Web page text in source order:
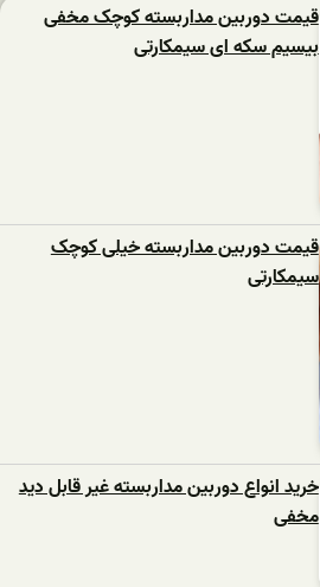
قیمت دوربین مداربسته کوچک مخفی
بیسیم سکه ای سیمکارتی
قیمت دوربین مداربسته خیلی کوچک
سیمکارتی
خرید انواع دوربین مداربسته غیر قابل دید
مخفی